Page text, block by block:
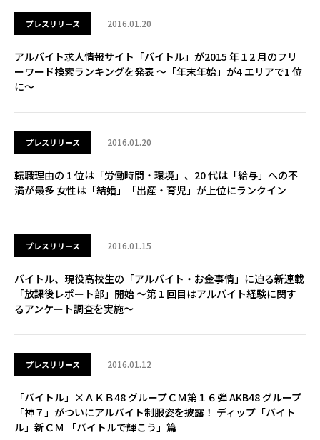
プレスリリース 2016.01.20
アルバイト求人情報サイト「バイトル」が2015 年１2 月のフリ
ーワード検索ランキングを発表 ～「年末年始」が4 エリアで1 位
に～
プレスリリース 2016.01.20
転職理由の 1 位は「労働時間・環境」、20 代は「給与」への不
満が最多 ⼥性は「結婚」「出産・育児」が上位にランクイン
プレスリリース 2016.01.15
バイトル、現役高校生の「アルバイト・お金事情」に迫る新連載
「放課後レポート部」開始 ～第 1 回目はアルバイト経験に関す
るアンケート調査を実施～
プレスリリース 2016.01.12
「バイトル」×ＡＫＢ48 グループＣＭ第１６弾 AKB48 グループ
「神７」がついにアルバイト制服姿を披露！ ディップ「バイト
ル」新ＣＭ 「バイトルで輝こう」篇